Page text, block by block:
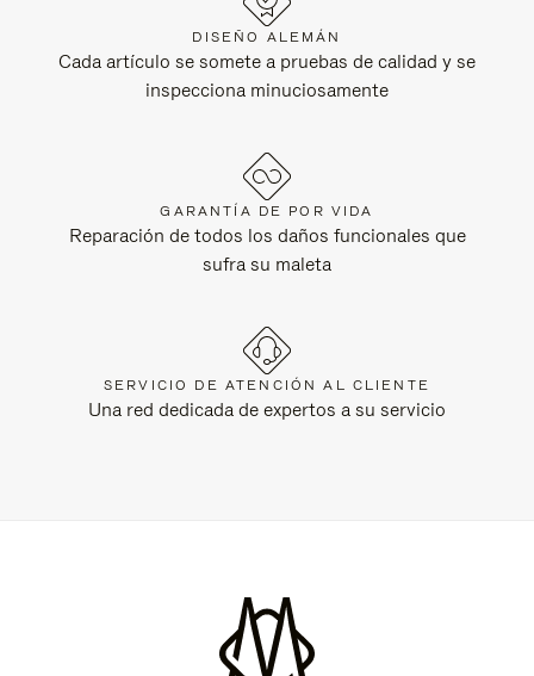
DISEÑO ALEMÁN
Cada artículo se somete a pruebas de calidad y se
inspecciona minuciosamente
GARANTÍA DE POR VIDA
Reparación de todos los daños funcionales que
sufra su maleta
SERVICIO DE ATENCIÓN AL CLIENTE
Una red dedicada de expertos a su servicio